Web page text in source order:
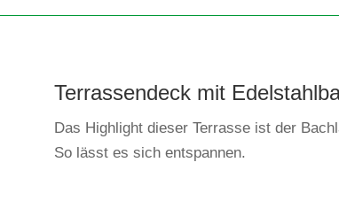
Terrassendeck mit
Das Highlight dieser Terrasse ist der
So lässt es sich entspannen.